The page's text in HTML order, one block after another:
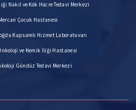
Nakil ve Kök Hücre Tedavi Merkezi
Çocuk Hastanesi
Kapsamlı Hizmet Laboratuvarı
ve Kemik İliği Hastanesi
Gündüz Tedavi Merkezi